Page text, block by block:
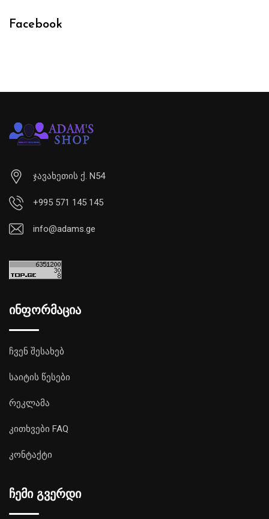
Facebook
ჯავახეთის ქ. N54
+995 571 145 145
info@adams.ge
ინფორმაცია
ჩვენ შესახებ
საიტის წესები
რეკლამა
კითხვები FAQ
კონტაქტი
ჩემი გვერდი